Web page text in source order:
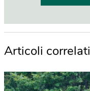
Articoli correlati